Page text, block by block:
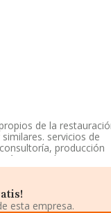
de la
servicios de
producción
registrada como
La compañía no tiene
en Calle
esta empresa.